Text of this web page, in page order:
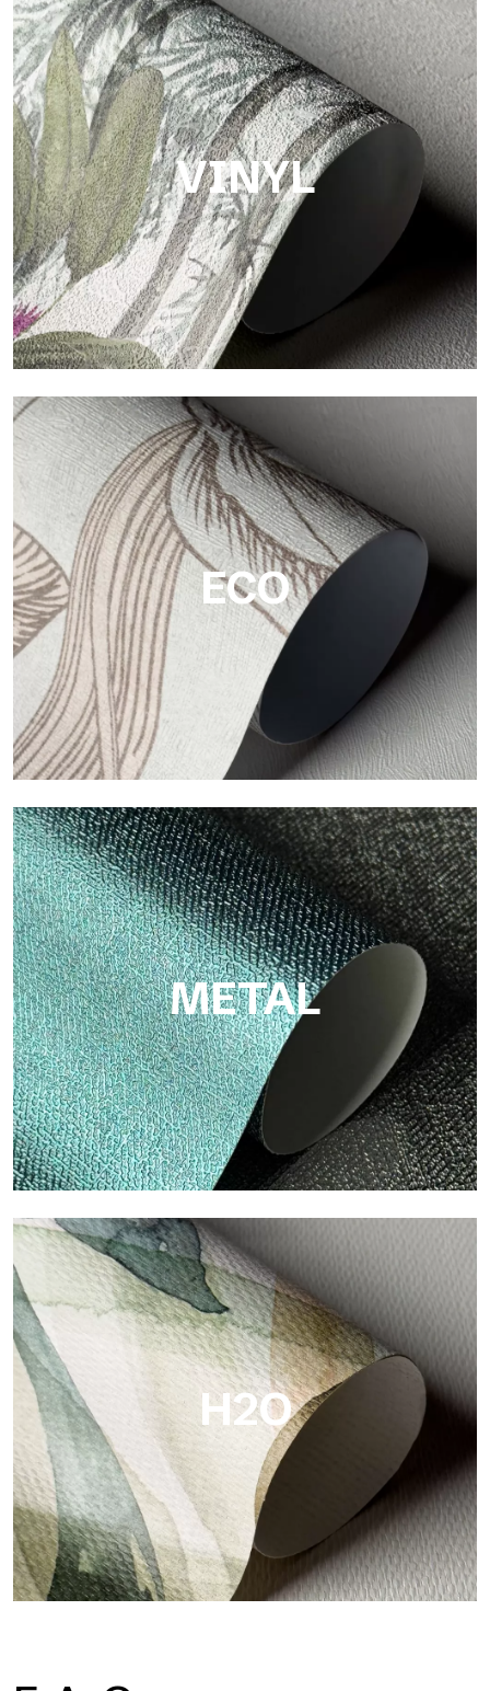
Touch
Oberfläche mit faseriger und unregelmäßiger Struktur und
einer weichen Textur, die Wärme und Authentizität vermittelt.
VINYL
Vinyl
Die Vinyloberflächen der Tapeten von Tecnografica bieten
widerstandsfähige, strukturierte und optisch anspruchsvolle
Flächen.
ECO
ECO
Eco von Tecnografica ist die ökologische Tapete aus
Zellulosefaser: nachhaltige Unterstützung, ohne PVC, mit
hellen Farben und hoher Qualität.
METAL
Metal
Metal ist die metallische Tapete von Tecnografica, mit
einzigartigen metallischen Reflexen, die Gold-, Silber-, Kupfer-
und satte Farben hervorheben.
H2O